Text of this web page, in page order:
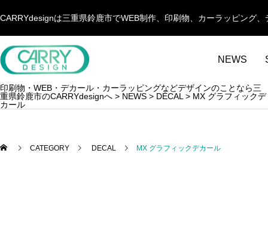
CARRYdesignは三重県鈴鹿市でWEB制作、印刷物、カーラッピング
NEWS
印刷物・WEB・デカール・カーラッピングなどデザインのことなら三
重県鈴鹿市のCARRYdesignへ > NEWS > DECAL > MX グラフィックデ
カール
CATEGORY DECAL MX グラフィックデカール